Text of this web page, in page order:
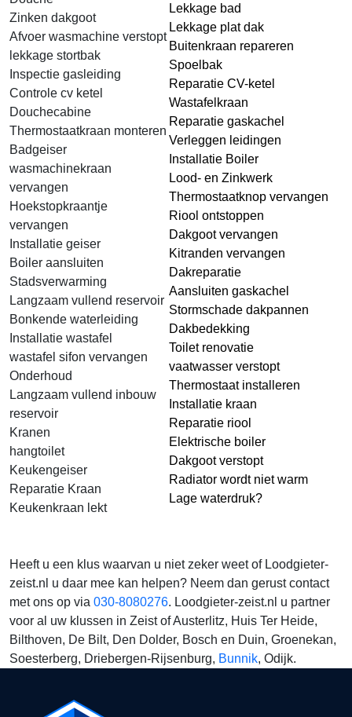
Zinken dakgoot
Afvoer wasmachine verstopt
lekkage stortbak
Inspectie gasleiding
Controle cv ketel
Douchecabine
Thermostaatkraan monteren
Badgeiser
wasmachinekraan
vervangen
Hoekstopkraantje
vervangen
Installatie geiser
Boiler aansluiten
Stadsverwarming
Langzaam vullend reservoir
Bonkende waterleiding
Installatie wastafel
wastafel sifon vervangen
Onderhoud
Langzaam vullend inbouw
reservoir
Kranen
hangtoilet
Keukengeiser
Reparatie Kraan
Keukenkraan lekt
Lekkage bad
Lekkage plat dak
Buitenkraan repareren
Spoelbak
Reparatie CV-ketel
Wastafelkraan
Reparatie gaskachel
Verleggen leidingen
Installatie Boiler
Lood- en Zinkwerk
Thermostaatknop vervangen
Riool ontstoppen
Dakgoot vervangen
Kitranden vervangen
Dakreparatie
Aansluiten gaskachel
Stormschade dakpannen
Dakbedekking
Toilet renovatie
vaatwasser verstopt
Thermostaat installeren
Installatie kraan
Reparatie riool
Elektrische boiler
Dakgoot verstopt
Radiator wordt niet warm
Lage waterdruk?
Heeft u een klus waarvan u niet zeker weet of Loodgieter-
zeist.nl u daar mee kan helpen? Neem dan gerust contact
met ons op via 030-8080276. Loodgieter-zeist.nl u partner
voor al uw klussen in Zeist of Austerlitz, Huis Ter Heide,
Bilthoven, De Bilt, Den Dolder, Bosch en Duin, Groenekan,
Soesterberg, Driebergen-Rijsenburg, Bunnik, Odijk.